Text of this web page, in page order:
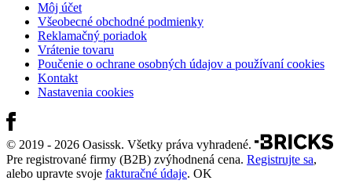
Môj účet
Všeobecné obchodné podmienky
Reklamačný poriadok
Vrátenie tovaru
Poučenie o ochrane osobných údajov a používaní cookies
Kontakt
Nastavenia cookies
© 2019 - 2026 Oasissk. Všetky práva vyhradené.
Pre registrované firmy (B2B) zvýhodnená cena. Registrujte sa,
alebo upravte svoje fakturačné údaje. OK